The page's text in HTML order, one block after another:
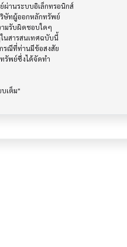
านระบบอิเล็กทรอนิกส์
ษัทผู้ออกหลักทรัพย์
มรับผิดชอบใดๆ
นสารสนเทศฉบับนี้
รณีที่ท่านมีข้อสงสัย
รัพย์ซึ่งได้จัดทำ